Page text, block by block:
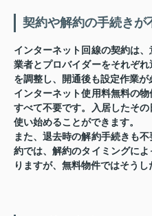
契約や解約の手続きが
インターネット回線の契約は
業者とプロバイダーをそれぞ
を調整し、開通後も設定作業が
インターネット使用料無料の
すべて不要です。入居したそ
使い始めることができます。
また、退去時の解約手続きも
約では、解約のタイミングに
りますが、無料物件ではそうし